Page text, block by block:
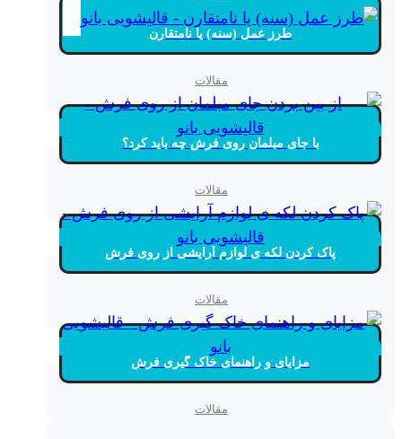
طرز عمل (سنه) یا نامتقارن
مقالات
با جای مبلمان روی فرش چه باید کرد؟
مقالات
پاک کردن لکه ی لوازم آرایشی از روی فرش
مقالات
مزایای و راهنمای خاک گیری فرش
مقالات